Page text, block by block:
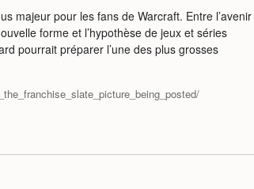
majeur pour les fans de Warcraft. Entre l’avenir
forme et l’hypothèse de jeux et séries
pourrait préparer l’une des plus grosses